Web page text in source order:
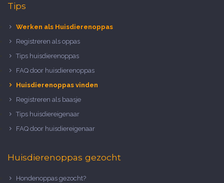
Tips
Werken als Huisdierenoppas
Registreren als oppas
Tips huisdierenoppas
FAQ door huisdierenoppas
Huisdierenoppas vinden
Registreren als baasje
Tips huisdiereigenaar
FAQ door huisdiereigenaar
Huisdierenoppas gezocht
Hondenoppas gezocht?